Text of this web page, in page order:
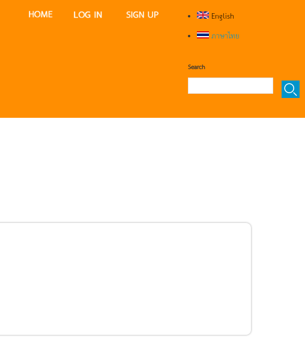
English
ภาษาไทย
Search